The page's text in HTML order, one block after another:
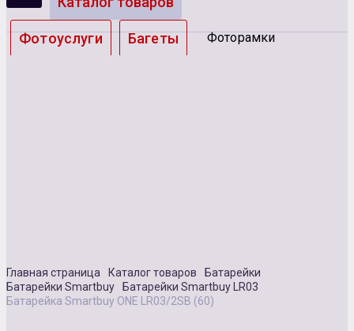
Фотоуслуги Багеты Фоторамки
Главная страница Каталог товаров
Батарейки
Батарейки Smartbuy
Батарейки Smartbuy LR03
Батарейка Smartbuy ONE LR03/2SB (60)